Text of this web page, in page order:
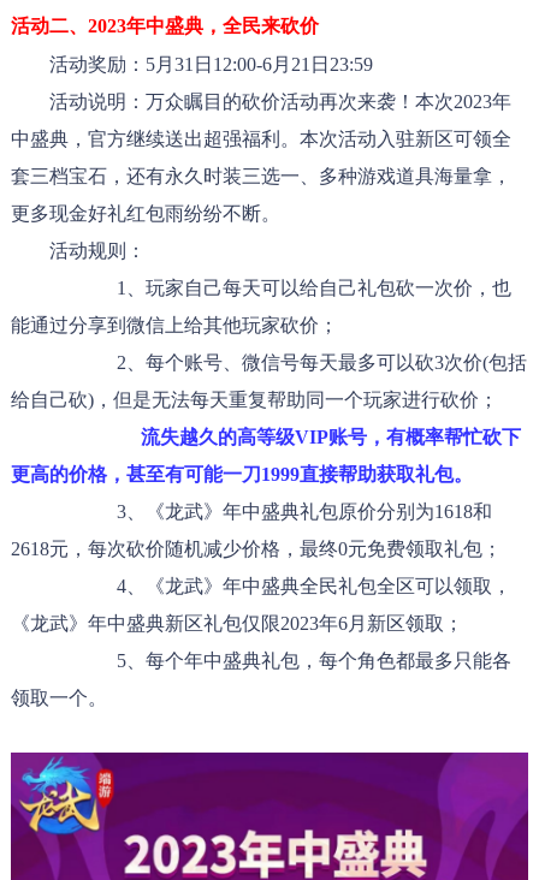
活动二、2023年中盛典，全民来砍价
活动奖励：5月31日12:00-6月21日23:59
活动说明：万众瞩目的砍价活动再次来袭！本次2023年
中盛典，官方继续送出超强福利。本次活动入驻新区可领全
套三档宝石，还有永久时装三选一、多种游戏道具海量拿，
更多现金好礼红包雨纷纷不断。
活动规则：
1、玩家自己每天可以给自己礼包砍一次价，也
能通过分享到微信上给其他玩家砍价；
2、每个账号、微信号每天最多可以砍3次价(包括
给自己砍)，但是无法每天重复帮助同一个玩家进行砍价；
流失越久的高等级VIP账号，有概率帮忙砍下
更高的价格，甚至有可能一刀1999直接帮助获取礼包。
3、《龙武》年中盛典礼包原价分别为1618和
2618元，每次砍价随机减少价格，最终0元免费领取礼包；
4、《龙武》年中盛典全民礼包全区可以领取，
《龙武》年中盛典新区礼包仅限2023年6月新区领取；
5、每个年中盛典礼包，每个角色都最多只能各
领取一个。